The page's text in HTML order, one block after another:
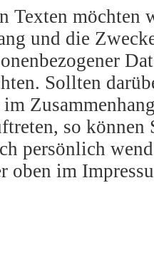
Texten möchten
und die
Sollten
so können
persönlich
oben im